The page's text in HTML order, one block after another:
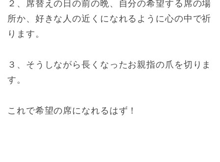
２、席替えの日の前の晩、自分の希望する席の場
所か、好きな人の近くになれるように心の中で祈
ります。
３、そうしながら長くなったお親指の爪を切りま
す。
これで希望の席になれるはず！